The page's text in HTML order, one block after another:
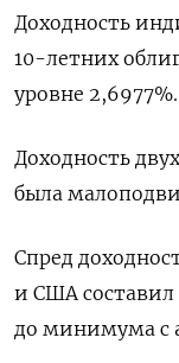
Доходность
10-летних
уровне 2,6977%.
Доходность
была
Спред
и США составил
до минимума с